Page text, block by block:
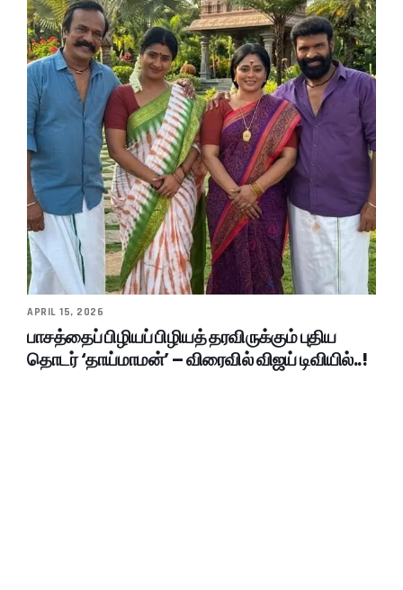
APRIL 15, 2026
பாசத்தைப் பிழியப் பிழியத் தரவிருக்கும் புதிய
தொடர் ‘தாய்மாமன்’ – விரைவில் விஜய் டிவியில்..!